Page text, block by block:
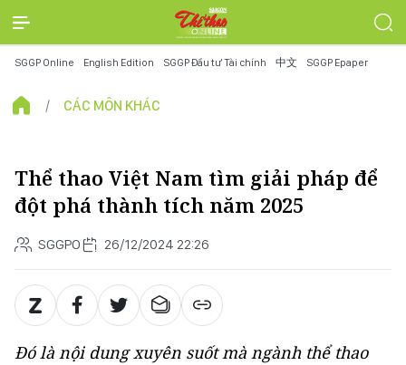
SGGP Online English Edition SGGP Đầu tư Tài chính 中文 SGGP Epaper
CÁC MÔN KHÁC
Thể thao Việt Nam tìm giải pháp để
đột phá thành tích năm 2025
SGGPO 26/12/2024 22:26
Đó là nội dung xuyên suốt mà ngành thể thao